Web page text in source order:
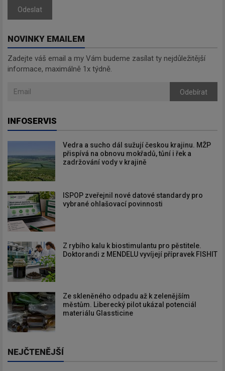
Odeslat
NOVINKY EMAILEM
Zadejte váš email a my Vám budeme zasílat ty nejdůležitější
informace, maximálně 1x týdně.
Odebírat
INFOSERVIS
Vedra a sucho dál sužují českou krajinu. MŽP
přispívá na obnovu mokřadů, tůní i řek a
zadržování vody v krajině
ISPOP zveřejnil nové datové standardy pro
vybrané ohlašovací povinnosti
Z rybího kalu k biostimulantu pro pěstitele.
Doktorandi z MENDELU vyvíjejí přípravek FISHIT
Ze skleněného odpadu až k zelenějším
městům. Liberecký pilot ukázal potenciál
materiálu Glassticine
NEJČTENĚJŠÍ